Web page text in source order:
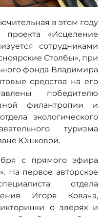
в этом году
«Исцеление
сотрудниками
Столбы», при
фонда Владимира
средства на его
победителю
филантропии и
экологического
туризма
Юшковой.
с прямого эфира
На первое авторское
отдела
Игоря Ковача,
о зверях и